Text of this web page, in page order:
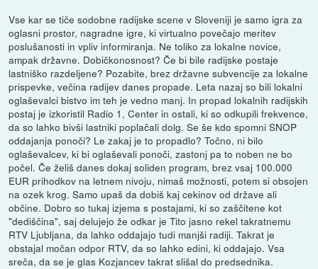
Vse kar se tiče sodobne radijske scene v Sloveniji je samo igra za
oglasni prostor, nagradne igre, ki virtualno povečajo meritev
poslušanosti in vpliv informiranja. Ne toliko za lokalne novice,
ampak državne. Dobičkonosnost? Če bi bile radijske postaje
lastniško razdeljene? Pozabite, brez državne subvencije za lokalne
prispevke, večina radijev danes propade. Leta nazaj so bili lokalni
oglaševalci bistvo im teh je vedno manj. In propad lokalnih radijskih
postaj je izkoristil Radio 1, Center in ostali, ki so odkupili frekvence,
da so lahko bivši lastniki poplačali dolg. Se še kdo spomni SNOP
oddajanja ponoči? Le zakaj je to propadlo? Točno, ni bilo
oglaševalcev, ki bi oglaševali ponoči, zastonj pa to noben ne bo
počel. Če želiš danes dokaj soliden program, brez vsaj 100.000
EUR prihodkov na letnem nivoju, nimaš možnosti, potem si obsojen
na ozek krog. Samo upaš da dobiš kaj cekinov od države ali
občine. Dobro so tukaj izjema s postajami, ki so zaščitene kot
"dediščina", saj delujejo že odkar je Tito jasno rekel takratnemu
RTV Ljubljana, da lahko oddajajo tudi manjši radiji. Takrat je
obstajal močan odpor RTV, da so lahko edini, ki oddajajo. Vsa
sreča, da se je glas Kozjancev takrat slišal do predsednika.